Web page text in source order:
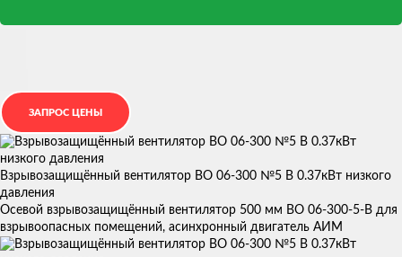
Взрывозащищённый вентилятор ВО 06-300 №5 В 0.37кВт низкого
давления
Осевой взрывозащищённый вентилятор 500 мм ВО 06-300-5-В для
взрывоопасных помещений, асинхронный двигатель АИМ